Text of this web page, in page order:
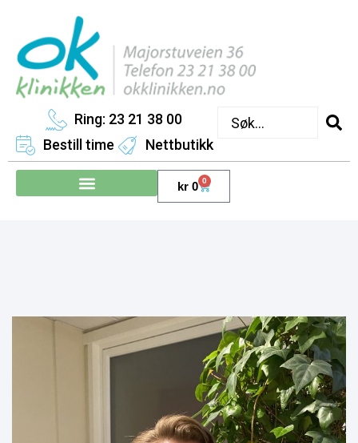
Ring: 23 21 38 00
Bestill time
Nettbutikk
kr 0 0